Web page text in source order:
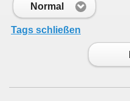
Normal
Tags schließen